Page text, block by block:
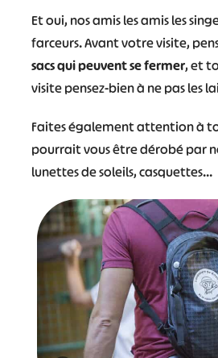
Et oui, nos amis les amis les
farceurs. Avant votre visite,
sacs qui peuvent se fermer, et
visite pensez-bien à ne pas les
Faites également attention à
pourrait vous être dérobé par
lunettes de soleils, casquettes…